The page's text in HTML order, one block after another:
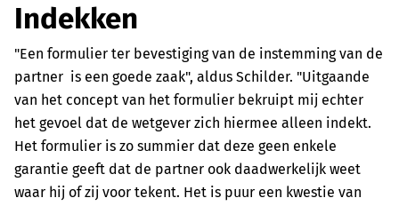
Indekken
"Een formulier ter bevestiging van de instemming van de
partner is een goede zaak", aldus Schilder. "Uitgaande
van het concept van het formulier bekruipt mij echter
het gevoel dat de wetgever zich hiermee alleen indekt.
Het formulier is zo summier dat deze geen enkele
garantie geeft dat de partner ook daadwerkelijk weet
waar hij of zij voor tekent. Het is puur een kwestie van